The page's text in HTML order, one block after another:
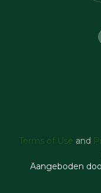
Terms of Use and
Aangeboden